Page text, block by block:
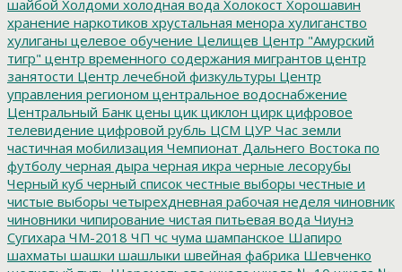
шайбой Холдоми холодная вода Холокост Хорошавин
хранение наркотиков хрустальная менора хулиганство
хулиганы целевое обучение Целищев Центр "Амурский
тигр" центр временного содержания мигрантов центр
занятости Центр лечебной физкультуры Центр
управления регионом центральное водоснабжение
Центральный Банк цены цик циклон цирк цифровое
телевидение цифровой рубль ЦСМ ЦУР Час земли
частичная мобилизация Чемпионат Дальнего Востока по
футболу черная дыра черная икра черные лесорубы
Черный куб черный список честные выборы честные и
чистые выборы четырехдневная рабочая неделя чиновник
чиновники чипирование чистая питьевая вода Чиунэ
Сугихара ЧМ-2018 ЧП чс чума шампанское Шапиро
шахматы шашки шашлыки швейная фабрика Шевченко